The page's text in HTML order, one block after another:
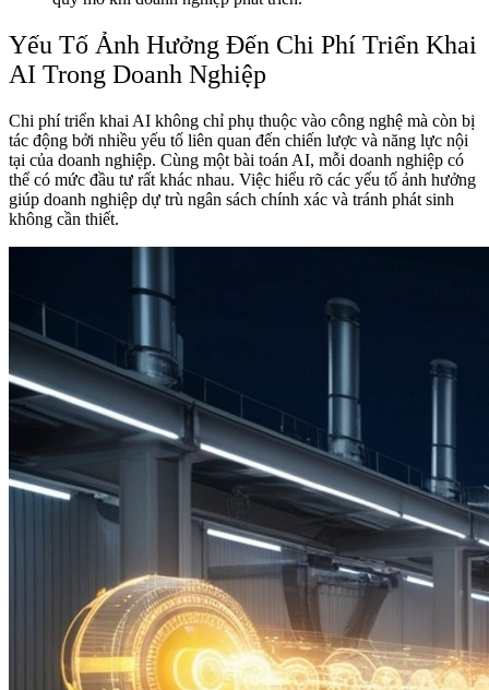
Yếu Tố Ảnh Hưởng Đến Chi Phí Triển Khai
AI Trong Doanh Nghiệp
Chi phí triển khai AI không chỉ phụ thuộc vào công nghệ mà còn bị
tác động bởi nhiều yếu tố liên quan đến chiến lược và năng lực nội
tại của doanh nghiệp. Cùng một bài toán AI, mỗi doanh nghiệp có
thể có mức đầu tư rất khác nhau. Việc hiểu rõ các yếu tố ảnh hưởng
giúp doanh nghiệp dự trù ngân sách chính xác và tránh phát sinh
không cần thiết.